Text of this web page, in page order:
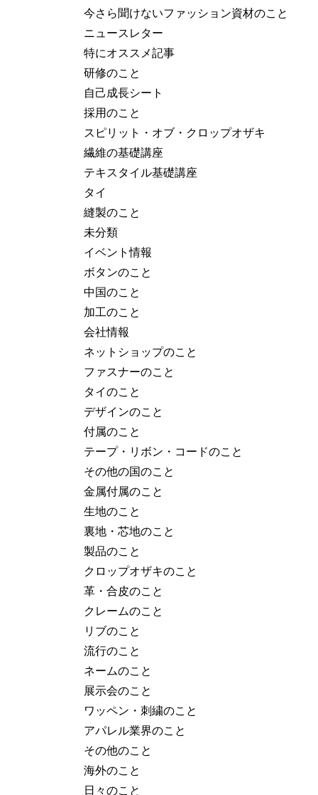
今さら聞けないファッション資材のこと
ニュースレター
特にオススメ記事
研修のこと
自己成長シート
採用のこと
スピリット・オブ・クロップオザキ
繊維の基礎講座
テキスタイル基礎講座
タイ
縫製のこと
未分類
イベント情報
ボタンのこと
中国のこと
加工のこと
会社情報
ネットショップのこと
ファスナーのこと
タイのこと
デザインのこと
付属のこと
テープ・リボン・コードのこと
その他の国のこと
金属付属のこと
生地のこと
裏地・芯地のこと
製品のこと
クロップオザキのこと
革・合皮のこと
クレームのこと
リブのこと
流行のこと
ネームのこと
展示会のこと
ワッペン・刺繍のこと
アパレル業界のこと
その他のこと
海外のこと
日々のこと